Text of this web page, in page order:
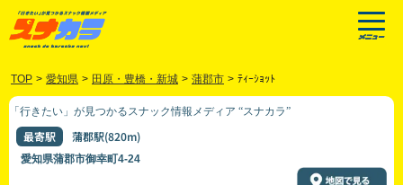
TOP > 愛知県 > 田原・豊橋・新城 > 蒲郡市 > ﾃｨｰｼｮｯﾄ
「行きたい」が見つかるスナック情報メディア “スナカラ”
最寄駅 蒲郡駅(820m)
愛知県蒲郡市御幸町4-24